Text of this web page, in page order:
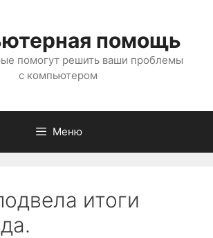
помощь
помогут решить ваши проблемы
с компьютером
Меню
итоги